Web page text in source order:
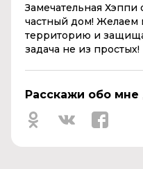
Замечательная Хэппи
частный дом! Желаем
территорию и
задача не из
Расскажи обо мне